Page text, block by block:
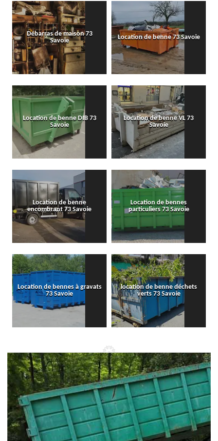
Débarras de maison 73
Savoie
Location de benne 73 Savoie
Location de benne DIB 73
Savoie
Location de benne VL 73
Savoie
Location de benne
encombrant 73 Savoie
Location de bennes
particuliers 73 Savoie
Location de bennes à gravats
73 Savoie
location de benne déchets
verts 73 Savoie